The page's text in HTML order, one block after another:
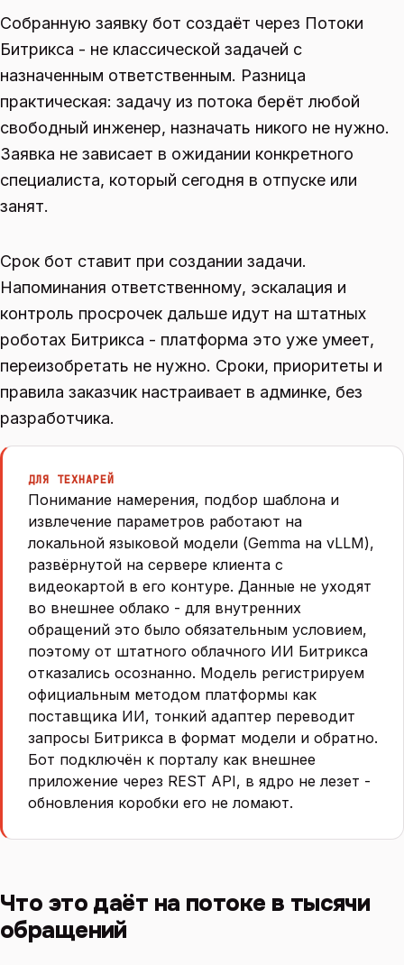
Собранную заявку бот создаёт через Потоки
Битрикса - не классической задачей с
назначенным ответственным. Разница
практическая: задачу из потока берёт любой
свободный инженер, назначать никого не нужно.
Заявка не зависает в ожидании конкретного
специалиста, который сегодня в отпуске или
занят.
Срок бот ставит при создании задачи.
Напоминания ответственному, эскалация и
контроль просрочек дальше идут на штатных
роботах Битрикса - платформа это уже умеет,
переизобретать не нужно. Сроки, приоритеты и
правила заказчик настраивает в админке, без
разработчика.
ДЛЯ ТЕХНАРЕЙ
Понимание намерения, подбор шаблона и
извлечение параметров работают на
локальной языковой модели (Gemma на vLLM),
развёрнутой на сервере клиента с
видеокартой в его контуре. Данные не уходят
во внешнее облако - для внутренних
обращений это было обязательным условием,
поэтому от штатного облачного ИИ Битрикса
отказались осознанно. Модель регистрируем
официальным методом платформы как
поставщика ИИ, тонкий адаптер переводит
запросы Битрикса в формат модели и обратно.
Бот подключён к порталу как внешнее
приложение через REST API, в ядро не лезет -
обновления коробки его не ломают.
Что это даёт на потоке в тысячи
обращений